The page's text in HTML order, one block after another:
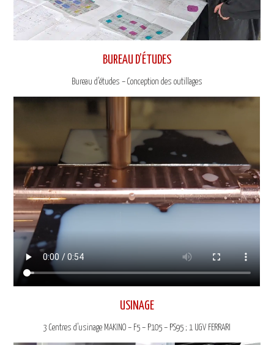
BUREAU D’ÉTUDES
Bureau d’études – Conception des outillages
USINAGE
3 Centres d’usinage MAKINO – F5 – P105 – PS95 ; 1 UGV FERRARI